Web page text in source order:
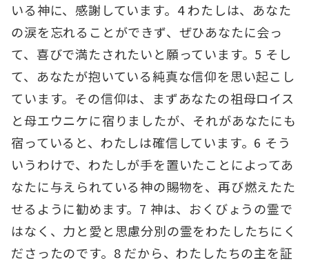
いる神に、感謝しています。4 わたしは、あなた
の涙を忘れることができず、ぜひあなたに会っ
て、喜びで満たされたいと願っています。5 そし
て、あなたが抱いている純真な信仰を思い起こし
ています。その信仰は、まずあなたの祖母ロイス
と母エウニケに宿りましたが、それがあなたにも
宿っていると、わたしは確信しています。6 そう
いうわけで、わたしが手を置いたことによってあ
なたに与えられている神の賜物を、再び燃えたた
せるように勧めます。7 神は、おくびょうの霊で
はなく、力と愛と思慮分別の霊をわたしたちにく
ださったのです。8 だから、わたしたちの主を証